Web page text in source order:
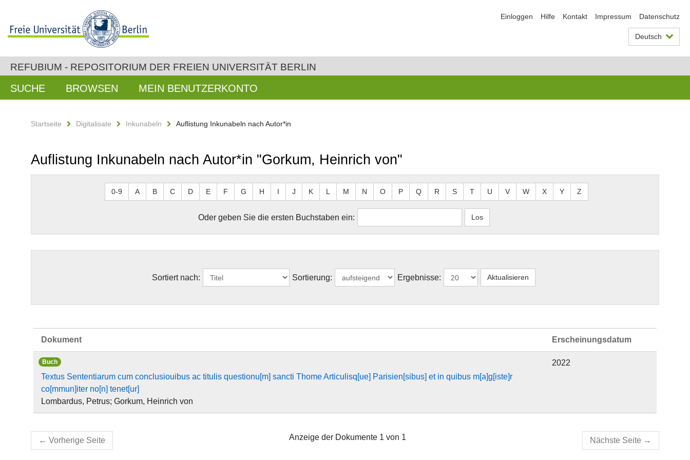
Einloggen Hilfe Kontakt Impressum Datenschutz
Deutsch
REFUBIUM - REPOSITORIUM DER FREIEN UNIVERSITÄT BERLIN
SUCHE BROWSEN MEIN BENUTZERKONTO
Startseite Digitalisate Inkunabeln Auflistung Inkunabeln nach Autor*in
Auflistung Inkunabeln nach Autor*in "Gorkum, Heinrich von"
0-9 A B C D E F G H I J K L M N O P Q R S T U V W X Y Z
Oder geben Sie die ersten Buchstaben ein:
Sortiert nach: Sortierung: Ergebnisse:
Dokument Erscheinungsdatum
Buch
Textus Sententiarum cum conclusiouibus ac titulis questionu[m] sancti Thome Articulisq[ue] Parisien[sibus] et in quibus m[a]g[iste]r
co[mmun]iter no[n] tenet[ur]
Lombardus, Petrus; Gorkum, Heinrich von
2022
← Vorherige Seite Anzeige der Dokumente 1 von 1 Nächste Seite →